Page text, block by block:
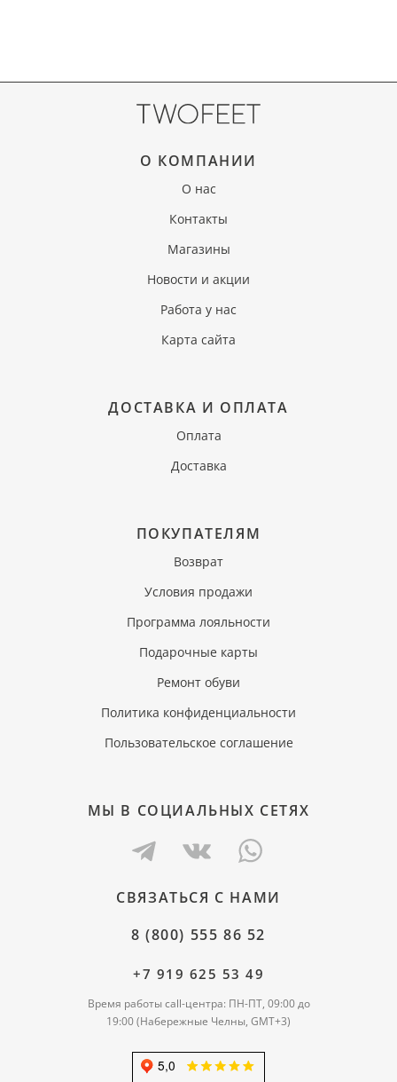
О КОМПАНИИ
О нас
Контакты
Магазины
Новости и акции
Работа у нас
Карта сайта
ДОСТАВКА И ОПЛАТА
Оплата
Доставка
ПОКУПАТЕЛЯМ
Возврат
Условия продажи
Программа лояльности
Подарочные карты
Ремонт обуви
Политика конфиденциальности
Пользовательское соглашение
МЫ В СОЦИАЛЬНЫХ СЕТЯХ
СВЯЗАТЬСЯ С НАМИ
8 (800) 555 86 52
+7 919 625 53 49
Время работы call-центра: ПН-ПТ, 09:00 до
19:00 (Набережные Челны, GMT+3)